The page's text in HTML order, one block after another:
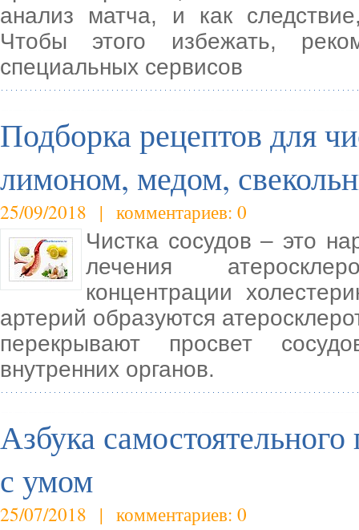
анализ матча, и как
Чтобы этого избежать,
специальных сервисов
Подборка рецептов для
лимоном, медом,
25/09/2018 | комментариев: 0
Чистка сосудов – это
лечения
концентрации
артерий образуются
перекрывают просвет
внутренних органов.
Азбука
с умом
25/07/2018 | комментариев: 0